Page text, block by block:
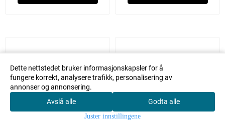
Søk
Dette nettstedet bruker informasjonskapsler for å
fungere korrekt, analysere trafikk, personalisering av
annonser og annonsering.
Avslå alle
Godta alle
Juster innstillingene